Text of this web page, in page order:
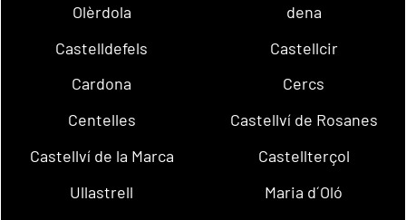
Olèrdola
dena
Castelldefels
Castellcir
Cardona
Cercs
Centelles
Castellví de Rosanes
Castellví de la Marca
Castellterçol
Ullastrell
Maria d´Oló